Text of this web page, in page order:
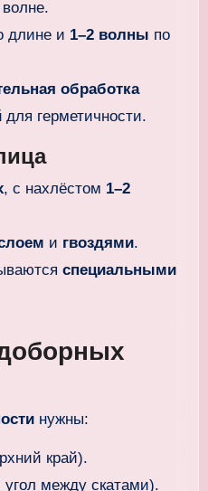
длине и 1–2 волны по
обработка
для герметичности.
, с нахлёстом 1–2
и гвоздями.
специальными
нужны:
край).
между скатами).